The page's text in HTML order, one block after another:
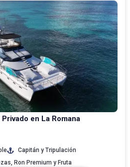
en La Romana
Capitán y Tripulación
Ron Premium y Fruta